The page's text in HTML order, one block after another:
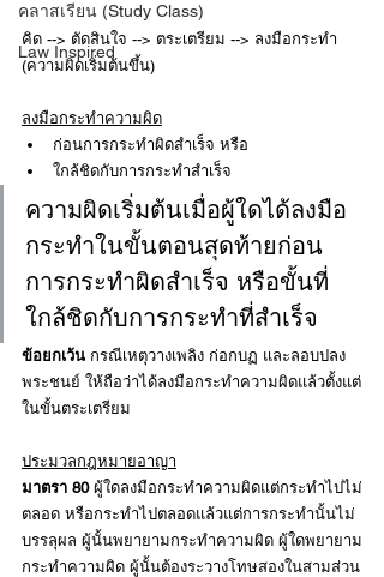
คลาสเรียน (Study Class)
Law Inspired
คิด --> ตัดสินใจ --> ตระเตรียม --> ลงมือกระทำ
(ความผิดเริ่มต้นขึ้น)
ลงมือกระทำความผิด
ก่อนการกระทำผิดสำเร็จ หรือ
ใกล้ชิดกับการกระทำสำเร็จ
ความผิดเริ่มต้นเมื่อผู้ใดได้ลงมือ
กระทำในขั้นตอนสุดท้ายก่อน
การกระทำผิดสำเร็จ หรือขั้นที่
ใกล้ชิดกับการกระทำที่สำเร็จ
ข้อยกเว้น กรณีเหตุวางเพลิง ก่อกบฏ และลอบปลง
พระชนย์ ให้ถือว่าได้ลงมือกระทำความผิดแล้วตั้งแต่
ในขั้นตระเตรียม
ประมวลกฎหมายอาญา
มาตรา 80 ผู้ใดลงมือกระทำความผิดแต่กระทำไปไม่
ตลอด หรือกระทำไปตลอดแล้วแต่การกระทำนั้นไม่
บรรลุผล ผู้นั้นพยายามกระทำความผิด ผู้ใดพยายาม
กระทำความผิด ผู้นั้นต้องระวางโทษสองในสามส่วน